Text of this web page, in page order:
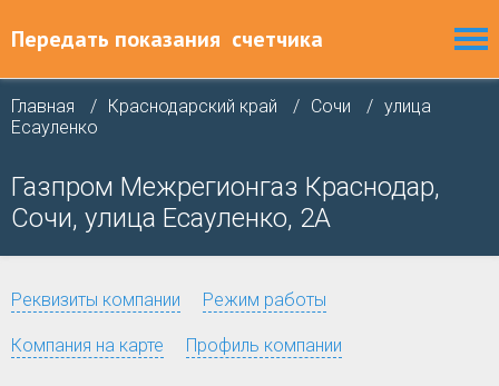
Передать показания счетчика
Главная Краснодарский край Сочи
улица
Есауленко
Газпром Межрегионгаз Краснодар,
Сочи, улица Есауленко, 2А
Реквизиты компании Режим работы
Компания на карте Профиль компании